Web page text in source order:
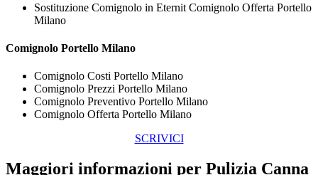
Sostituzione Comignolo in Eternit Comignolo Offerta Portello
Milano
Comignolo Portello Milano
Comignolo Costi Portello Milano
Comignolo Prezzi Portello Milano
Comignolo Preventivo Portello Milano
Comignolo Offerta Portello Milano
SCRIVICI
Maggiori informazioni per Pulizia Canna